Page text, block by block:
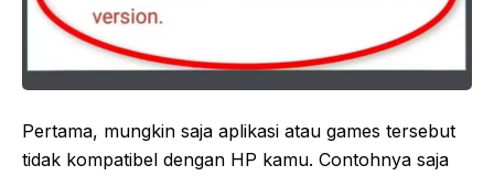
Pertama, mungkin saja aplikasi atau games tersebut
tidak kompatibel dengan HP kamu. Contohnya saja